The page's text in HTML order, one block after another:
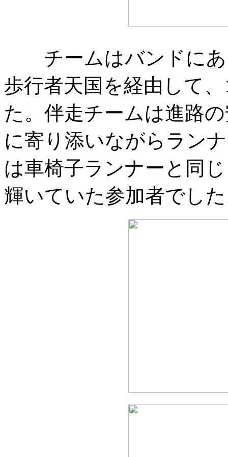
チームはバンドにあ
歩行者天国を経由して
た。伴走チームは進路
に寄り添いながらラン
は車椅子ランナーと同
輝いていた参加者でし